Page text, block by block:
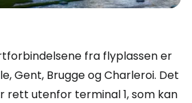
fra flyplassen er
Gent, Brugge og Charleroi. Det
rett utenfor terminal 1, som kan